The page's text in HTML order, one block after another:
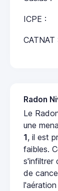
ICPE :
CATNAT
Radon
Le
une
1, il est
faibles.
s'infiltrer
de